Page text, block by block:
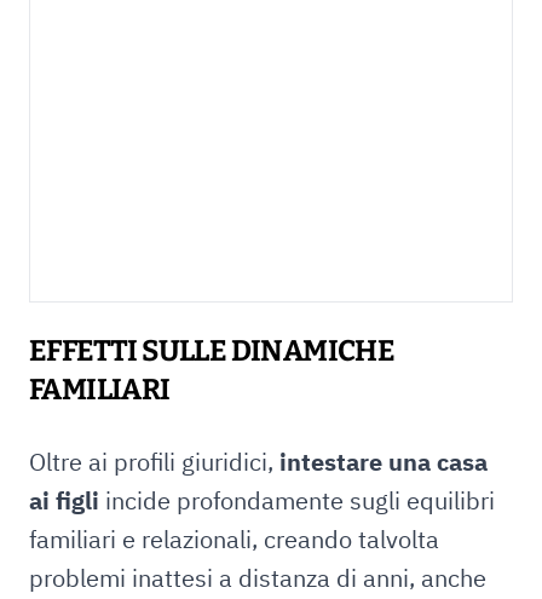
EFFETTI SULLE DINAMICHE
FAMILIARI
Oltre ai profili giuridici, intestare una casa
ai figli incide profondamente sugli equilibri
familiari e relazionali, creando talvolta
problemi inattesi a distanza di anni, anche